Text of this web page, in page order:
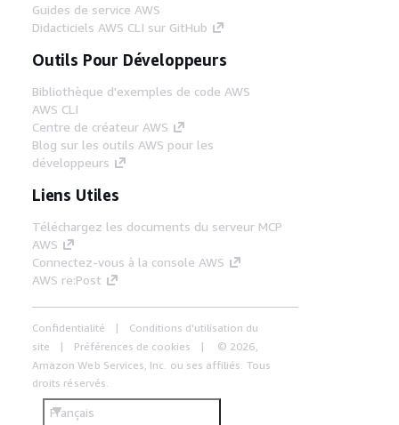
Guides de service AWS
Didacticiels AWS CLI sur GitHub
Outils Pour Développeurs
Bibliothèque d'exemples de code AWS
AWS CLI
Centre de créateur AWS
Blog sur les outils AWS pour les
développeurs
Liens Utiles
Téléchargez les documents du serveur MCP
AWS
Connectez-vous à la console AWS
AWS re:Post
Confidentialité
Conditions d'utilisation du
site
Préférences de cookies
© 2026,
Amazon Web Services, Inc. ou ses affiliés. Tous
droits réservés.
Français